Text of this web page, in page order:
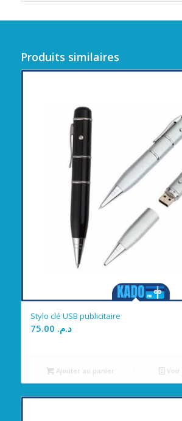
Produits similaires
Stylo clé USB publicitaire
د.م.
Ajouter au panier Voir